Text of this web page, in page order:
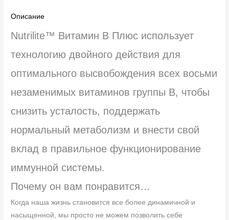
Описание
Nutrilite™ Витамин B Плюс использует
технологию двойного действия для
оптимального высвобождения всех восьми
незаменимых витаминов группы B, чтобы
снизить усталость, поддержать
нормальный метаболизм и внести свой
вклад в правильное функционирование
иммунной системы.
Почему он вам понравится…
Когда наша жизнь становится все более динамичной и
насыщенной, мы просто не можем позволить себе